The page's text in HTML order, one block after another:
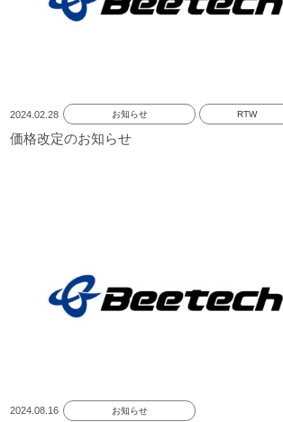
2024.02.28 お知らせ RTW
価格改定のお知らせ
2024.08.16 お知らせ